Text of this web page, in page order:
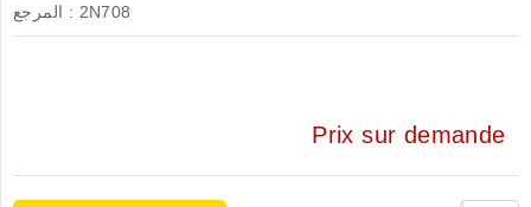
المرجع : 2N708
Prix sur demande